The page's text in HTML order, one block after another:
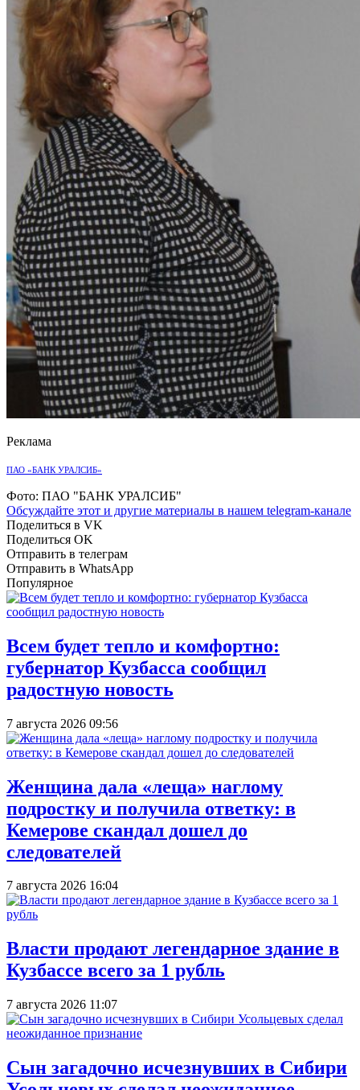
Реклама
ПАО «БАНК УРАЛСИБ»
Фото: ПАО "БАНК УРАЛСИБ"
Обсуждайте этот и другие материалы в нашем telegram-канале
Поделиться в VK
Поделиться OK
Отправить в телеграм
Отправить в WhatsApp
Популярное
Всем будет тепло и комфортно:
губернатор Кузбасса сообщил
радостную новость
7 августа 2026 09:56
Женщина дала «леща» наглому
подростку и получила ответку: в
Кемерове скандал дошел до
следователей
7 августа 2026 16:04
Власти продают легендарное здание в
Кузбассе всего за 1 рубль
7 августа 2026 11:07
Сын загадочно исчезнувших в Сибири